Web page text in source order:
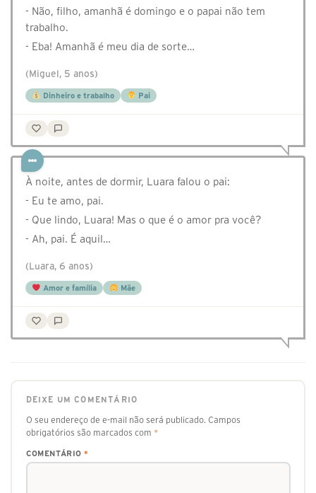
- Não, filho, amanhã é domingo e o papai não tem
trabalho.
- Eba! Amanhã é meu dia de sorte…
(Miguel, 5 anos)
Dinheiro e trabalho Pai
À noite, antes de dormir, Luara falou o pai:
- Eu te amo, pai.
- Que lindo, Luara! Mas o que é o amor pra você?
- Ah, pai. É aquil…
(Luara, 6 anos)
Amor e família Mãe
DEIXE UM COMENTÁRIO
O seu endereço de e-mail não será publicado. Campos
obrigatórios são marcados com *
COMENTÁRIO *